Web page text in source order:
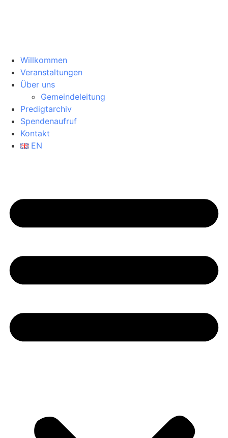
Willkommen
Veranstaltungen
Über uns
Gemeindeleitung
Predigtarchiv
Spendenaufruf
Kontakt
EN